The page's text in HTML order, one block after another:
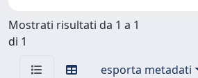
Mostrati risultati da 1 a 1
di 1
esporta metadati